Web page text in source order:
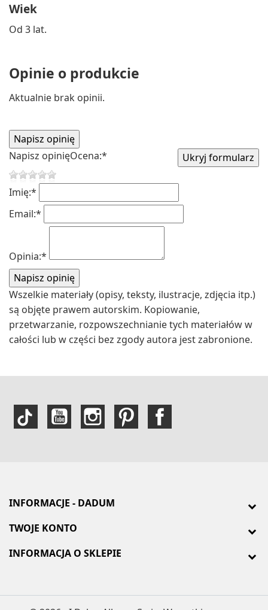
Wiek
Od 3 lat.
Opinie o produkcie
Aktualnie brak opinii.
Napisz opinięOcena:*
Imię:*
Email:*
Opinia:*
Wszelkie materiały (opisy, teksty, ilustracje, zdjęcia itp.)
są objęte prawem autorskim. Kopiowanie,
przetwarzanie, rozpowszechnianie tych materiałów w
całości lub w części bez zgody autora jest zabronione.
INFORMACJE - DADUM
TWOJE KONTO
INFORMACJA O SKLEPIE